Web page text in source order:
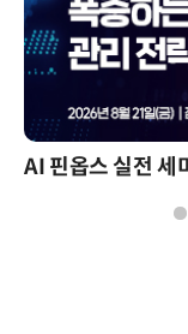
AI 핀옵스 실전 세